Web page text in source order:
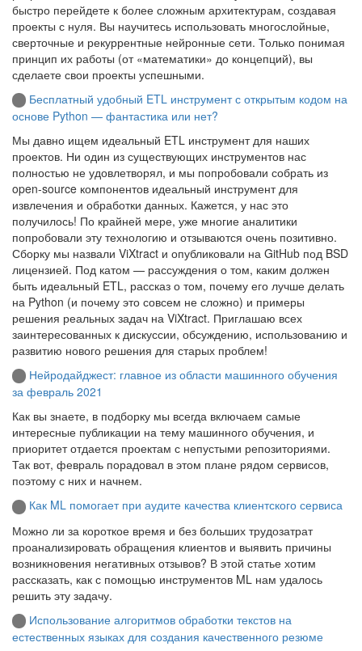
быстро перейдете к более сложным архитектурам, создавая
проекты с нуля. Вы научитесь использовать многослойные,
сверточные и рекуррентные нейронные сети. Только понимая
принцип их работы (от «математики» до концепций), вы
сделаете свои проекты успешными.
Бесплатный удобный ETL инструмент с открытым кодом на
основе Python — фантастика или нет?
Мы давно ищем идеальный ETL инструмент для наших
проектов. Ни один из существующих инструментов нас
полностью не удовлетворял, и мы попробовали собрать из
open-source компонентов идеальный инструмент для
извлечения и обработки данных. Кажется, у нас это
получилось! По крайней мере, уже многие аналитики
попробовали эту технологию и отзываются очень позитивно.
Сборку мы назвали ViXtract и опубликовали на GitHub под BSD
лицензией. Под катом — рассуждения о том, каким должен
быть идеальный ETL, рассказ о том, почему его лучше делать
на Python (и почему это совсем не сложно) и примеры
решения реальных задач на ViXtract. Приглашаю всех
заинтересованных к дискуссии, обсуждению, использованию и
развитию нового решения для старых проблем!
Нейродайджест: главное из области машинного обучения
за февраль 2021
Как вы знаете, в подборку мы всегда включаем самые
интересные публикации на тему машинного обучения, и
приоритет отдается проектам с непустыми репозиториями.
Так вот, февраль порадовал в этом плане рядом сервисов,
поэтому с них и начнем.
Как ML помогает при аудите качества клиентского сервиса
Можно ли за короткое время и без больших трудозатрат
проанализировать обращения клиентов и выявить причины
возникновения негативных отзывов? В этой статье хотим
рассказать, как с помощью инструментов ML нам удалось
решить эту задачу.
Использование алгоритмов обработки текстов на
естественных языках для создания качественного резюме